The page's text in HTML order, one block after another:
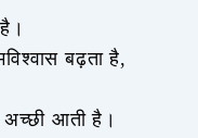
बढ़ता है,
आती है।